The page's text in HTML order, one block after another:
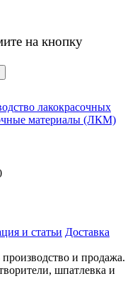
на кнопку
и статьи Доставка